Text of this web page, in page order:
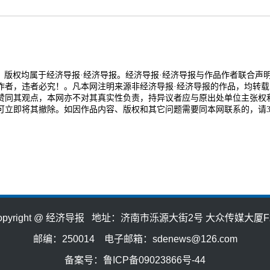
权均属于经济导报·经济导报。经济导报·经济导报与作品作者联合声明
，违者必究！。凡本网注明来源非经济导报·经济导报的作品，均转载
其观点，本网亦不对其真实性负责，持异议者应与原出处单位主张权
即将其撤除。如因作品内容、版权和其它问题需要同本网联系的，请
@ 经济导报 地址：济南市泺源大街2号 大众传媒大厦
邮编：250014 电子邮箱：sdenews@126.com
备案号：鲁ICP备09023866号-44